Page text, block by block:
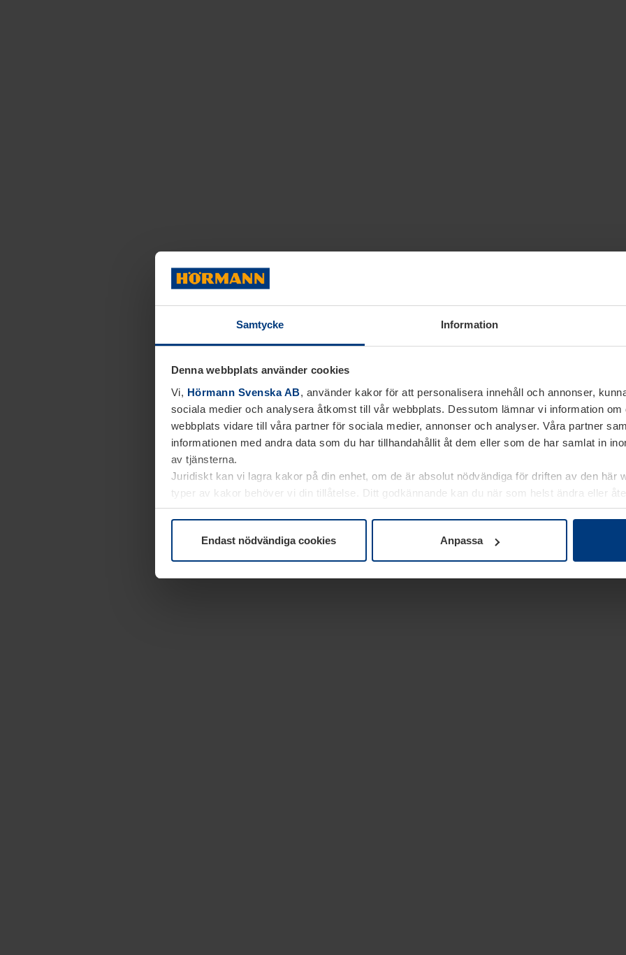
Samtycke Information
Denna webbplats använder cookies
Vi, Hörmann Svenska AB, använder kakor för att personalisera innehåll och annonser,
sociala medier och analysera åtkomst till vår webbplats. Dessutom lämnar vi information om
webbplats vidare till våra partner för sociala medier, annonser och analyser. Våra partner
informationen med andra data som du har tillhandahållit åt dem eller som de har samlat in
av tjänsterna.
Juridiskt kan vi lagra kakor på din enhet, om de är absolut nödvändiga för driften av den här
typer av kakor behöver vi din tillåtelse. Ditt godkännande kan du när som helst ändra eller
kakor underDataskyddsförklaringpå vår webbplats.
Endast nödvändiga cookies Anpassa